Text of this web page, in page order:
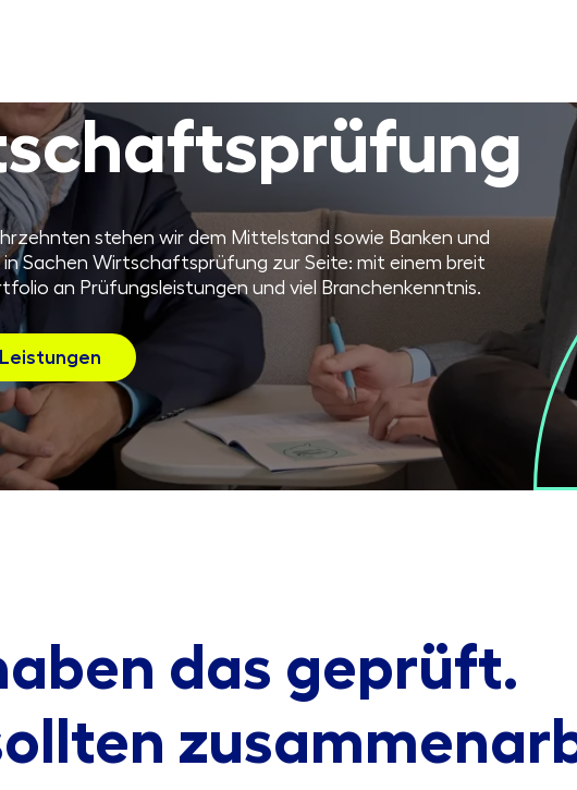
stehen wir dem Mittelstand sowie Banken und
Sachen Wirtschaftsprüfung zur Seite: mit einem breit
an Prüfungsleistungen und viel Branchenkenntnis.
das geprüft.